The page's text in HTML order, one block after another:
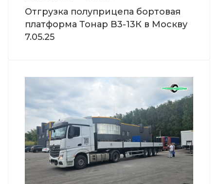
Отгрузка полуприцепа бортовая
платформа Тонар B3-13К в Москву
7.05.25